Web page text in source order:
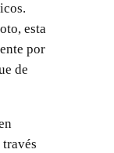
esta
por
de